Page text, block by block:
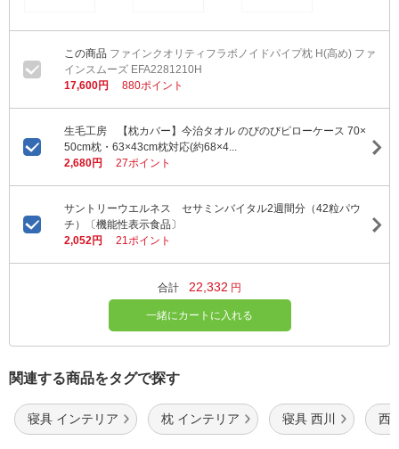
ファインクオリティフラボノイドパイプ枕 H(高め) ファ
インスムーズ EFA2281210H
17,600円
880ポイント
生毛工房 【枕カバー】今治タオル のびのびピローケース 70×
50cm枕・63×43cm枕対応(約68×4...
2,680円
27ポイント
サントリーウエルネス セサミンバイタル2週間分（42粒パウ
チ）〔機能性表示食品〕
2,052円
21ポイント
合計 22,332 円
一緒にカートに入れる
関連する商品をタグで探す
寝具 インテリア 枕 インテリア 寝具 西川 西